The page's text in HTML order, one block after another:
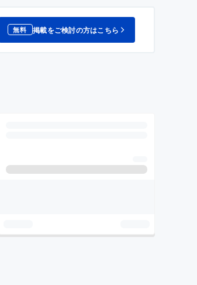
無料 掲載をご検討の方はこちら